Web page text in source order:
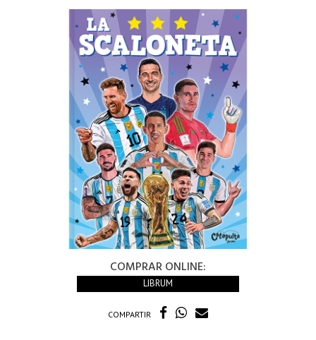
COMPRAR ONLINE:
LIBRUM
COMPARTIR